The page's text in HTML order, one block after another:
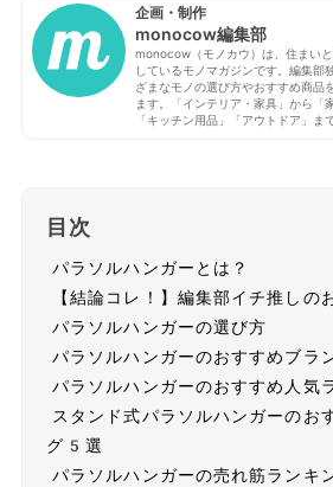
企画・制作
monocow編集部
monocow（モノカウ）は、住まい
しているモノマガジンです。編集部
ざまなモノの選び方やおすすめ商品
ます。「インテリア・家具」から「
「キッチン用品」「アウトドア」ま
目次
パラソルハンガーとは？
【結論コレ！】編集部イチ推しの
パラソルハンガーの選び方
パラソルハンガーのおすすめブラ
パラソルハンガーのおすすめ人
スタンド式パラソルハンガーのお
グ5選
パラソルハンガーの売れ筋ランキ